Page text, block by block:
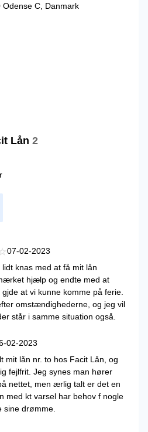
C, Danmark
Lån 2
07-02-2023
knas med at få mit lån
hjælp og endte med at
at vi kunne komme på ferie.
omstændighederne, og jeg vil
står i samme situation også.
02-2023
mit lån nr. to hos Facit Lån, og
fejlfrit. Jeg synes man hører
nettet, men ærlig talt er det en
med kt varsel har behov f nogle
sine drømme.